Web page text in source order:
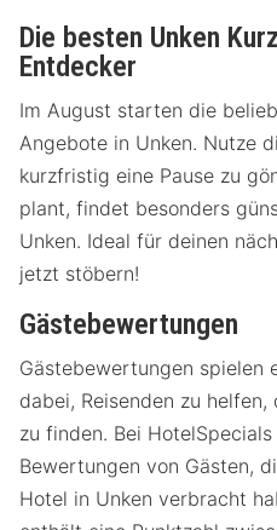
Die besten Unken
Entdecker
Im August starten die
Angebote in Unken. Nutze
kurzfristig eine Pause zu
plant, findet besonders
Unken. Ideal für deinen
jetzt stöbern!
Gästebewertungen
Gästebewertungen spielen
dabei, Reisenden zu
zu finden. Bei
Bewertungen von Gästen,
Hotel in Unken verbracht